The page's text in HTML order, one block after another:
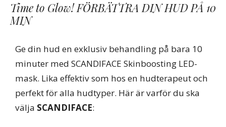
Time to Glow! FÖRBÄTTRA DIN HUD PÅ 10
MIN
Ge din hud en exklusiv behandling på bara 10
minuter med SCANDIFACE Skinboosting LED-
mask. Lika effektiv som hos en hudterapeut och
perfekt för alla hudtyper. Här är varför du ska
välja SCANDIFACE: